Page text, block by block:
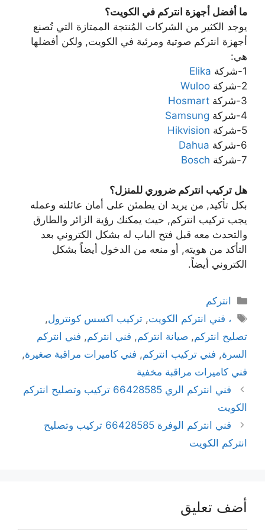
ما أفضل أجهزة انتركم في الكويت؟
يوجد الكثير من الشركات المُنتجة الممتازة التي تُصنع
أجهزة انتركم صوتية ومرئية في الكويت, ولكن أفضلها
هي:
1-شركة
Elika
2-شركة
Wuloo
3-شركة
Hosmart
4-شركة
Samsung
5-شركة
Hikvision
6-شركة
Dahua
7-شركة
Bosch
هل تركيب انتركم ضروري للمنزل؟
بكل تأكيد, من يريد ان يطمئن على أمان عائلته وعمله
يجب تركيب انتركم, حيث يمكنك رؤية الزائر والطارق
والتحدث معه قبل فتح الباب له بشكل الكتروني بعد
التأكد من هويته, أو منعه من الدخول أيضاً بشكل
الكتروني أيضاً.
انتركم
، فني انتركم الكويت,تركيب اكسس كونترول,
تصليح انتركم, صيانة انتركم, فني انتركم, فني انتركم
السرة, فني تركيب انتركم, فني كاميرات مراقبة صغيرة,
فني كاميرات مراقبة مخفية
فني انتركم الري 66428585 تركيب وتصليح انتركم
الكويت
فني انتركم الوفرة 66428585 تركيب وتصليح
انتركم الكويت
أضف تعليق